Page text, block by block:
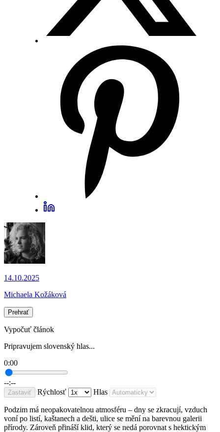
14.10.2025
Michaela Kožáková
Prehrať
Vypočuť článok
Pripravujem slovenský hlas...
0:00
--:--
Zastaviť Rýchlosť Hlas
Podzim má neopakovatelnou atmosféru – dny se zkracují, vzduch
voní po listí, kaštanech a dešti, ulice se mění na barevnou galerii
přírody. Zároveň přináší klid, který se nedá porovnat s hektickým